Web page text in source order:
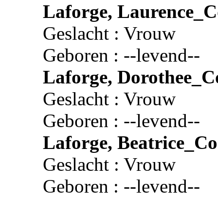
Laforge,
Geslacht : Vrouw
Geboren : --levend--
Laforge,
Geslacht : Vrouw
Geboren : --levend--
Laforge,
Geslacht : Vrouw
Geboren : --levend--